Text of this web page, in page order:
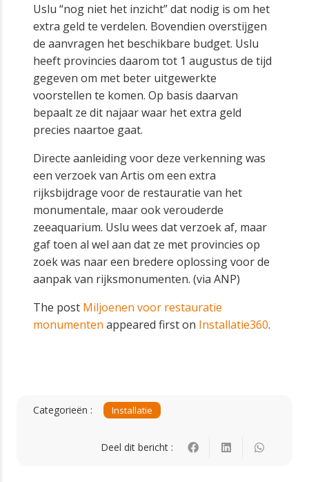
Uslu “nog niet het inzicht” dat nodig is om het
extra geld te verdelen. Bovendien overstijgen
de aanvragen het beschikbare budget. Uslu
heeft provincies daarom tot 1 augustus de tijd
gegeven om met beter uitgewerkte
voorstellen te komen. Op basis daarvan
bepaalt ze dit najaar waar het extra geld
precies naartoe gaat.
Directe aanleiding voor deze verkenning was
een verzoek van Artis om een extra
rijksbijdrage voor de restauratie van het
monumentale, maar ook verouderde
zeeaquarium. Uslu wees dat verzoek af, maar
gaf toen al wel aan dat ze met provincies op
zoek was naar een bredere oplossing voor de
aanpak van rijksmonumenten. (via ANP)
The post Miljoenen voor restauratie
monumenten appeared first on Installatie360.
Categorieën : Installatie
Deel dit bericht :